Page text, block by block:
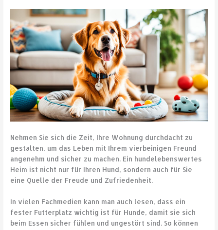
Nehmen Sie sich die Zeit, Ihre Wohnung durchdacht zu
gestalten, um das Leben mit Ihrem vierbeinigen Freund
angenehm und sicher zu machen. Ein hundelebenswertes
Heim ist nicht nur für Ihren Hund, sondern auch für Sie
eine Quelle der Freude und Zufriedenheit.
In vielen Fachmedien kann man auch lesen, dass ein
fester Futterplatz wichtig ist für Hunde, damit sie sich
beim Essen sicher fühlen und ungestört sind. So können